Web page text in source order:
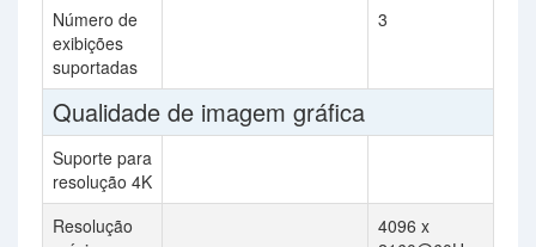
Número de
exibições
suportadas
3
Qualidade de imagem gráfica
Suporte para
resolução 4K
Resolução
4096 x